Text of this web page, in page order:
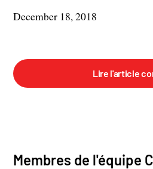
December 18, 2018
Lire l'article
Membres de l'équipe